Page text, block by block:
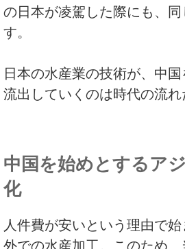
の日本が凌駕した際にも、
す。
日本の水産業の技術が、中
流出していくのは時代の流れ
中国を始めとするア
化
人件費が安いという理由で
外での水産加工。このため